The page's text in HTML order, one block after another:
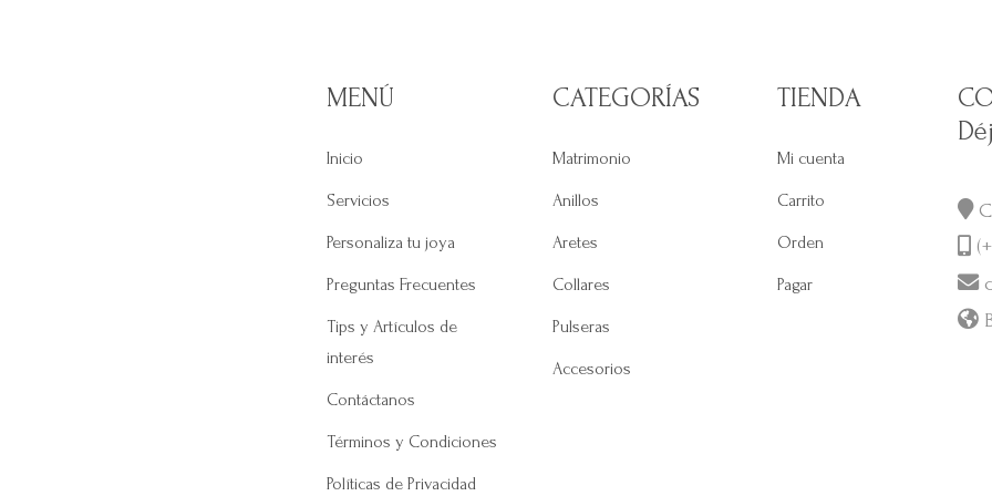
MENÚ
Inicio
Servicios
Personaliza tu joya
Preguntas Frecuentes
Tips y Artículos de
interés
Contáctanos
Términos y Condiciones
Políticas de Privacidad
CATEGORÍAS
Matrimonio
Anillos
Aretes
Collares
Pulseras
Accesorios
TIENDA
Mi cuenta
Carrito
Orden
Pagar